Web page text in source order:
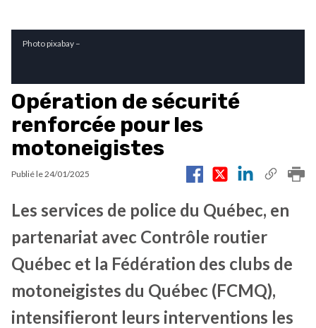
Photo pixabay –
Opération de sécurité
renforcée pour les
motoneigistes
Publié le24/01/2025
Les services de police du Québec, en
partenariat avec Contrôle routier
Québec et la Fédération des clubs de
motoneigistes du Québec (FCMQ),
intensifieront leurs interventions les